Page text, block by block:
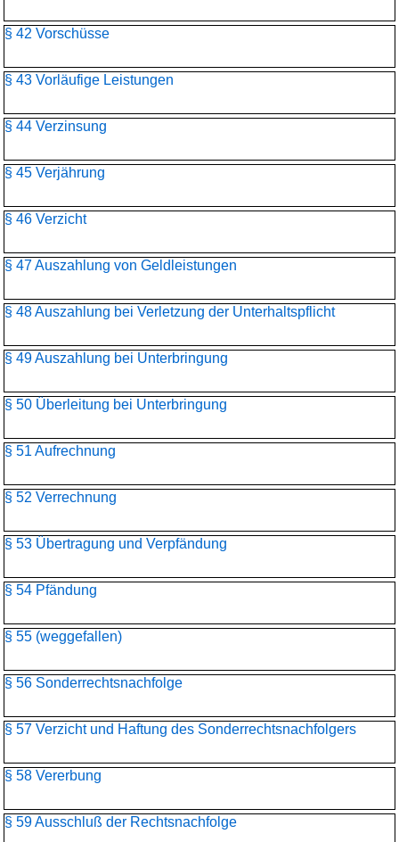
§ 42 Vorschüsse
§ 43 Vorläufige Leistungen
§ 44 Verzinsung
§ 45 Verjährung
§ 46 Verzicht
§ 47 Auszahlung von Geldleistungen
§ 48 Auszahlung bei Verletzung der Unterhaltspflicht
§ 49 Auszahlung bei Unterbringung
§ 50 Überleitung bei Unterbringung
§ 51 Aufrechnung
§ 52 Verrechnung
§ 53 Übertragung und Verpfändung
§ 54 Pfändung
§ 55 (weggefallen)
§ 56 Sonderrechtsnachfolge
§ 57 Verzicht und Haftung des Sonderrechtsnachfolgers
§ 58 Vererbung
§ 59 Ausschluß der Rechtsnachfolge